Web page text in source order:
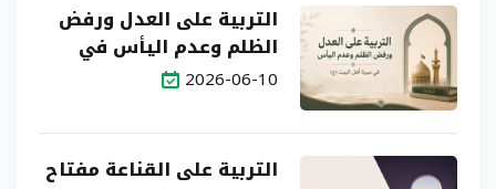
التربية على العدل ورفض
الظلم وعدم اليأس في
سيرة أهل البيت (ع)
2026-06-10
التربية على القناعة مفتاح